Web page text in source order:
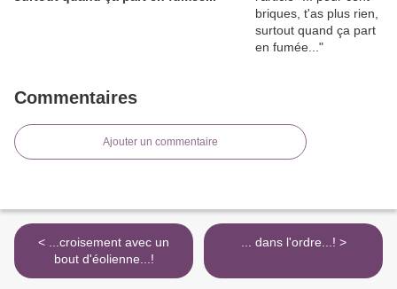
Commentaires
Ajouter un commentaire
< ...croisement avec un
bout d'éolienne...!
... dans l'ordre...! >